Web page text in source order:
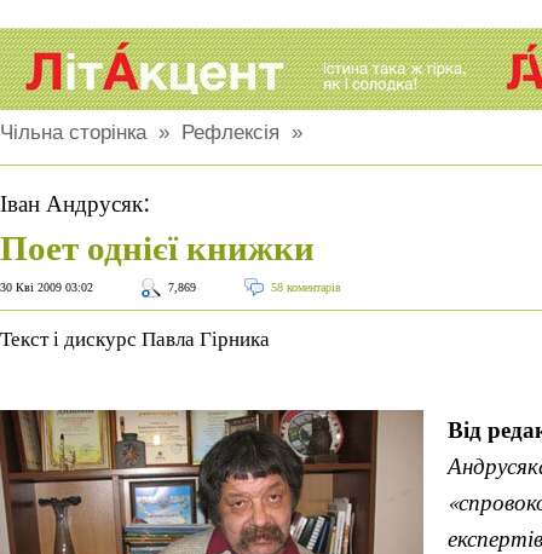
Чільна сторінка» Рефлексія »
Іван Андрусяк:
Поет однієї книжки
30 Кві 2009 03:02 7,869 58 коментарів
Текст і дискурс Павла Гірника
Від